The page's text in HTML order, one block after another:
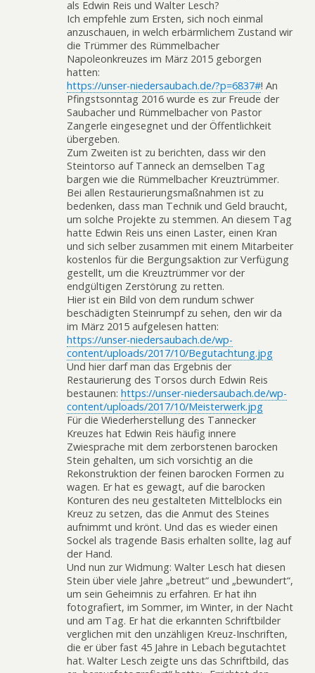
als Edwin Reis und Walter Lesch?
Ich empfehle zum Ersten, sich noch einmal
anzuschauen, in welch erbärmlichem Zustand wir
die Trümmer des Rümmelbacher
Napoleonkreuzes im März 2015 geborgen
hatten:
https://unser-niedersaubach.de/?p=6837#! An
Pfingstsonntag 2016 wurde es zur Freude der
Saubacher und Rümmelbacher von Pastor
Zangerle eingesegnet und der Öffentlichkeit
übergeben.
Zum Zweiten ist zu berichten, dass wir den
Steintorso auf Tanneck an demselben Tag
bargen wie die Rümmelbacher Kreuztrümmer.
Bei allen Restaurierungsmaßnahmen ist zu
bedenken, dass man Technik und Geld braucht,
um solche Projekte zu stemmen. An diesem Tag
hatte Edwin Reis uns einen Laster, einen Kran
und sich selber zusammen mit einem Mitarbeiter
kostenlos für die Bergungsaktion zur Verfügung
gestellt, um die Kreuztrümmer vor der
endgültigen Zerstörung zu retten.
Hier ist ein Bild von dem rundum schwer
beschädigten Steinrumpf zu sehen, den wir da
im März 2015 aufgelesen hatten:
https://unser-niedersaubach.de/wp-
content/uploads/2017/10/Begutachtung.jpg
Und hier darf man das Ergebnis der
Restaurierung des Torsos durch Edwin Reis
bestaunen: https://unser-niedersaubach.de/wp-
content/uploads/2017/10/Meisterwerk.jpg
Für die Wiederherstellung des Tannecker
Kreuzes hat Edwin Reis häufig innere
Zwiesprache mit dem zerborstenen barocken
Stein gehalten, um sich vorsichtig an die
Rekonstruktion der feinen barocken Formen zu
wagen. Er hat es gewagt, auf die barocken
Konturen des neu gestalteten Mittelblocks ein
Kreuz zu setzen, das die Anmut des Steines
aufnimmt und krönt. Und das es wieder einen
Sockel als tragende Basis erhalten sollte, lag auf
der Hand.
Und nun zur Widmung: Walter Lesch hat diesen
Stein über viele Jahre „betreut“ und „bewundert“,
um sein Geheimnis zu erfahren. Er hat ihn
fotografiert, im Sommer, im Winter, in der Nacht
und am Tag. Er hat die erkannten Schriftbilder
verglichen mit den unzähligen Kreuz-Inschriften,
die er über fast 45 Jahre in Lebach begutachtet
hat. Walter Lesch zeigte uns das Schriftbild, das